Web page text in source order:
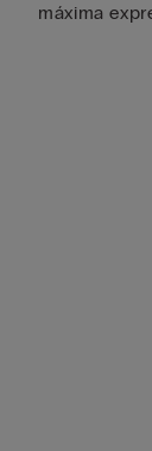
máxima